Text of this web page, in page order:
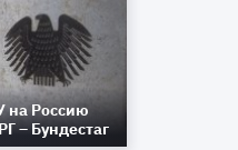
на Россию
– Бундестаг